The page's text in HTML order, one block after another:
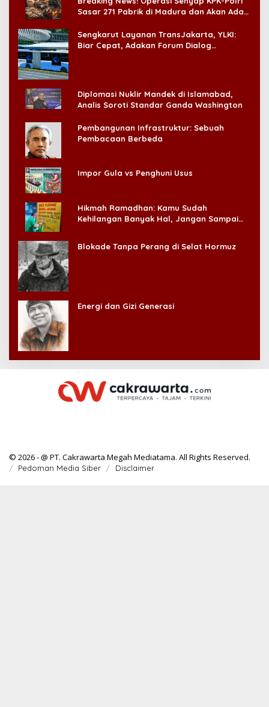
Sasar 271 Pabrik di Madura dan Akan Ada
Sengkarut Layanan TransJakarta, YLKI:
Biar Cepat, Adakan Forum Dialog
Diplomasi Nuklir Mandek di Islamabad,
Analis Soroti Standar Ganda Washington
Pembangunan Infrastruktur: Sebuah
Pembacaan Berbeda
Impor Gula vs Penghuni Usus
Hikmah Ramadhan: Kamu Sudah
Kehilangan Banyak Hal, Jangan Sampai
Blokade Tanpa Perang di Selat Hormuz
Energi dan Gizi Generasi
© 2026 - @ PT. Cakrawarta Megah Mediatama. All Rights Reserved.
Pedoman Media Siber Disclaimer